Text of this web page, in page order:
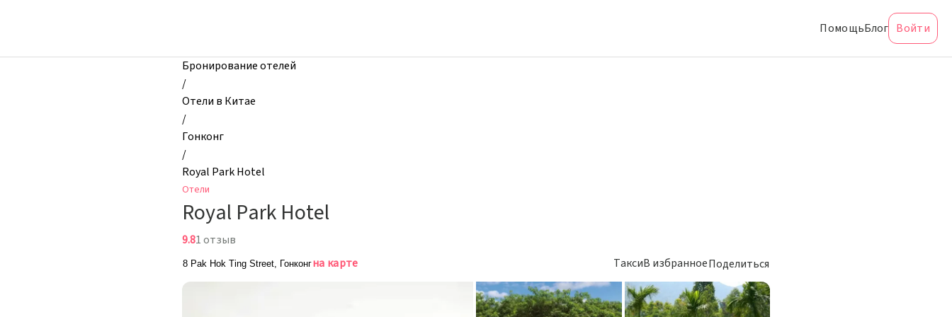
Royal
ПомощьБлог Войти
Бронирование отелей
/
Отели в Китае
/
Гонконг
/
Royal Park Hotel
Отели
Royal Park Hotel
9.81 отзыв
8 Pak Hok Ting Street, Гонконгна карте ТаксиВ избранноеПоделиться